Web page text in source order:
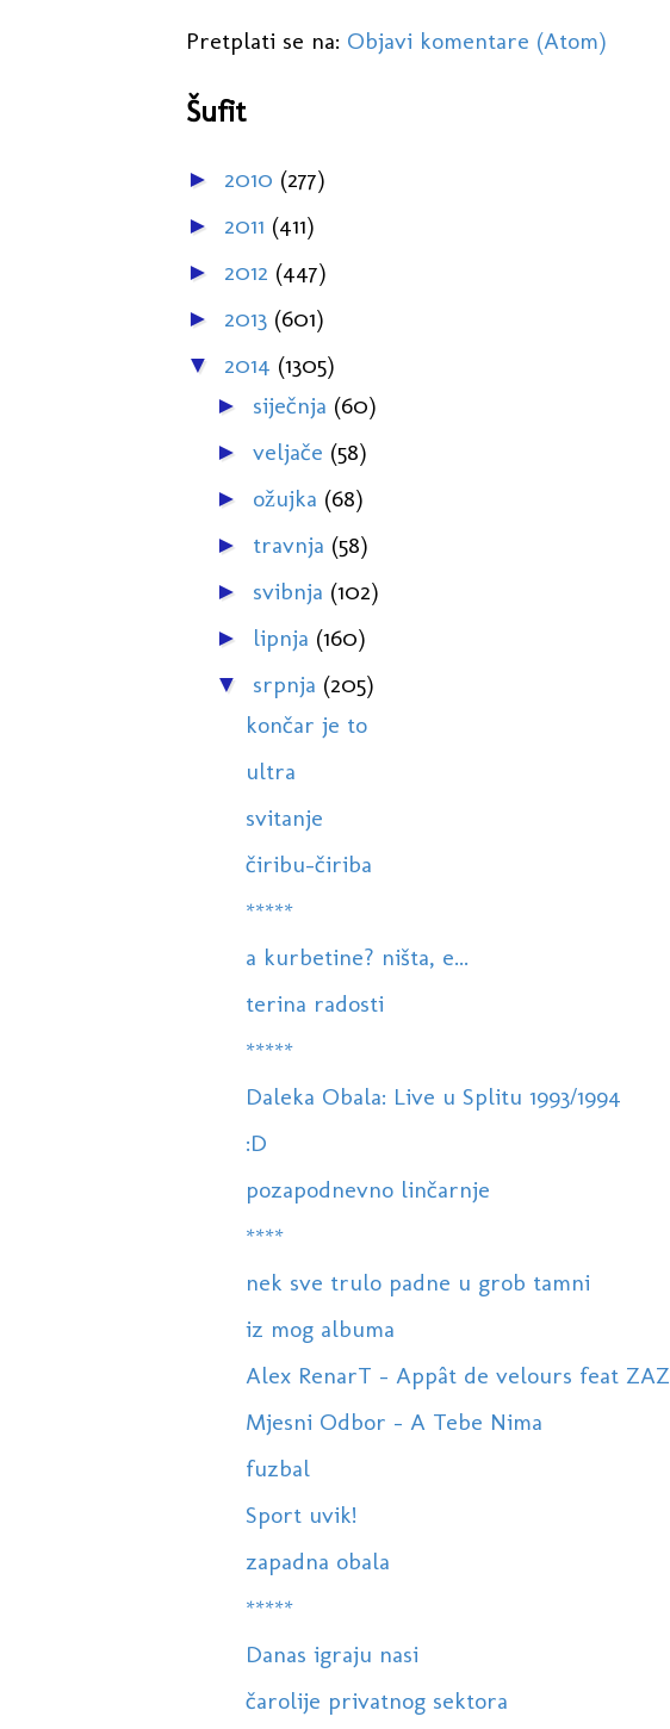
Pretplati se na: Objavi komentare (Atom)
Šufit
► 2010 (277)
► 2011 (411)
► 2012 (447)
► 2013 (601)
▼ 2014 (1305)
► siječnja (60)
► veljače (58)
► ožujka (68)
► travnja (58)
► svibnja (102)
► lipnja (160)
▼ srpnja (205)
končar je to
ultra
svitanje
čiribu-čiriba
*****
a kurbetine? ništa, e...
terina radosti
*****
Daleka Obala: Live u Splitu 1993/1994
:D
pozapodnevno linčarnje
****
nek sve trulo padne u grob tamni
iz mog albuma
Alex RenarT - Appât de velours feat ZAZ
Mjesni Odbor - A Tebe Nima
fuzbal
Sport uvik!
zapadna obala
*****
Danas igraju nasi
čarolije privatnog sektora